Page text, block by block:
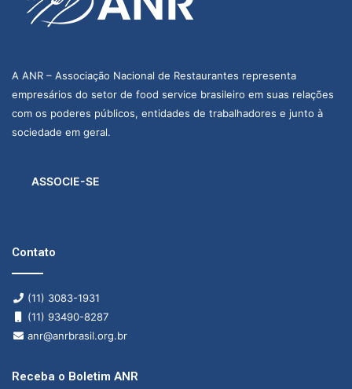
A ANR – Associação Nacional de Restaurantes representa
empresários do setor de food service brasileiro em suas relações
com os poderes públicos, entidades de trabalhadores e junto à
sociedade em geral.
ASSOCIE-SE
Contato
(11) 3083-1931
(11) 93490-8287
anr@anrbrasil.org.br
Receba o Boletim ANR